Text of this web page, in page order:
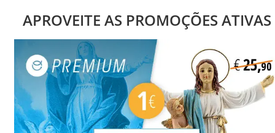
APROVEITE AS PROMOÇÕES ATIVAS